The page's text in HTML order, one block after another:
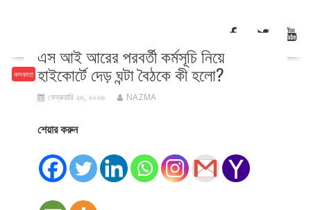
কলকাতা
এস আই আরের পরবর্তী কর্মসূচি নিয়ে
হাইকোর্টে দেড় ঘন্টা বৈঠকে কী হলো?
ফেব্রুয়ারি ২৬, ২০২৬ NAZMA
শেয়ার করুন